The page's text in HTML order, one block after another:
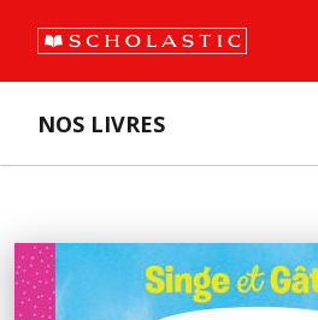
NOS LIVRES